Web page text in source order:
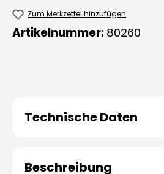
Zum Merkzettel hinzufügen
Artikelnummer: 80260
Technische Daten
Beschreibung